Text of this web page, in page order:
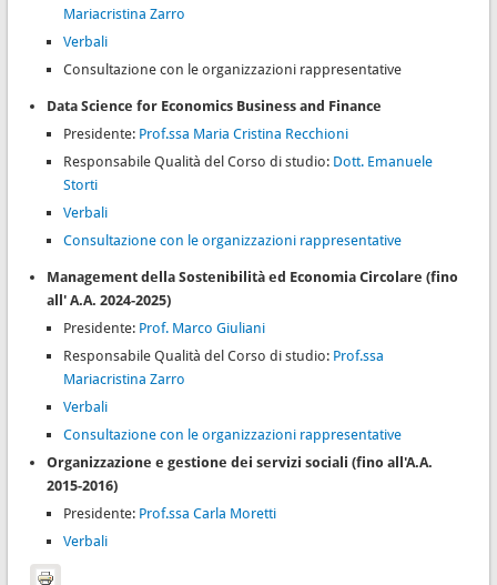
Mariacristina Zarro
Verbali
Consultazione con le organizzazioni rappresentative
Data Science for Economics Business and Finance
Presidente: Prof.ssa Maria Cristina Recchioni
Responsabile Qualità del Corso di studio: Dott. Emanuele
Storti
Verbali
Consultazione con le organizzazioni rappresentative
Management della Sostenibilità ed Economia Circolare (fino
all' A.A. 2024-2025)
Presidente: Prof. Marco Giuliani
Responsabile Qualità del Corso di studio: Prof.ssa
Mariacristina Zarro
Verbali
Consultazione con le organizzazioni rappresentative
Organizzazione e gestione dei servizi sociali (fino all'A.A.
2015-2016)
Presidente: Prof.ssa Carla Moretti
Verbali